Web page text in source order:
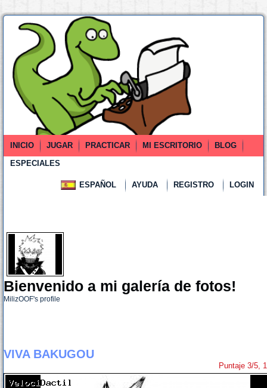
INICIO JUGAR PRACTICAR MI ESCRITORIO
BLOG
ESPECIALES
ESPAÑOL AYUDA REGISTRO LOGIN
Bienvenido a mi galería de fotos!
MilizOOF's profile
VIVA BAKUGOU
Puntaje 3/5,